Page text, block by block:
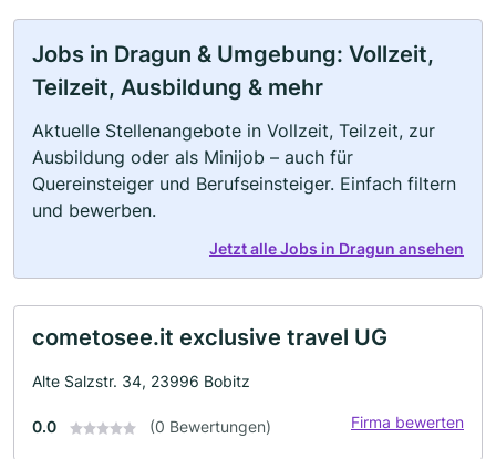
Jobs in Dragun & Umgebung: Vollzeit,
Teilzeit, Ausbildung & mehr
Aktuelle Stellenangebote in Vollzeit, Teilzeit, zur
Ausbildung oder als Minijob – auch für
Quereinsteiger und Berufseinsteiger. Einfach filtern
und bewerben.
Jetzt alle Jobs in Dragun ansehen
cometosee.it exclusive travel UG
Alte Salzstr. 34, 23996 Bobitz
0.0 (0 Bewertungen) Firma bewerten